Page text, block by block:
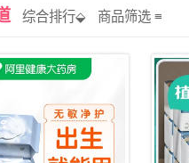
综合排行⬙ 商品筛选